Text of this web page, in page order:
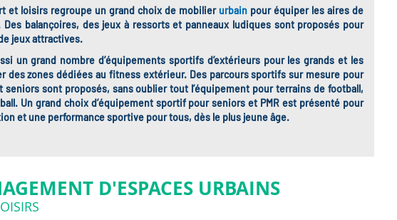
et loisirs regroupe un grand choix de mobilierurbain pour équiper les aires de
balançoires, des jeux à ressorts et panneaux ludiques sont proposés pour
jeux attractives.
un grand nombre d’équipements sportifs d’extérieurs pour les grands et les
des zones dédiées au fitness extérieur. Des parcours sportifs sur mesure pour
seniors sont proposés, sans oublier tout l’équipement pour terrains de football,
Un grand choix d’équipement sportif pour seniors et PMR est présenté pour
et une performance sportive pour tous, dès le plus jeune âge.
D'ESPACES URBAINS